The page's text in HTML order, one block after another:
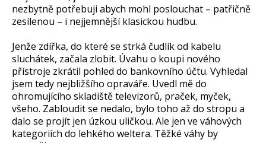
nezbytně potřebuji abych mohl poslouchat – patřičně
zesílenou – i nejjemnější klasickou hudbu.
Jenže zdířka, do které se strká čudlík od kabelu
sluchátek, začala zlobit. Úvahu o koupi nového
přístroje zkrátil pohled do bankovního účtu. Vyhledal
jsem tedy nejbližšího opraváře. Uvedl mě do
ohromujícího skladiště televizorů, praček, myček,
všeho. Zabloudit se nedalo, bylo toho až do stropu a
dalo se projít jen úzkou uličkou. Ale jen ve váhových
kategoriích do lehkého weltera. Těžké váhy by